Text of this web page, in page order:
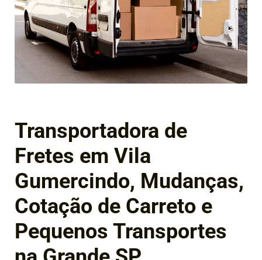
Transportadora de
Fretes em Vila
Gumercindo, Mudanças,
Cotação de Carreto e
Pequenos Transportes